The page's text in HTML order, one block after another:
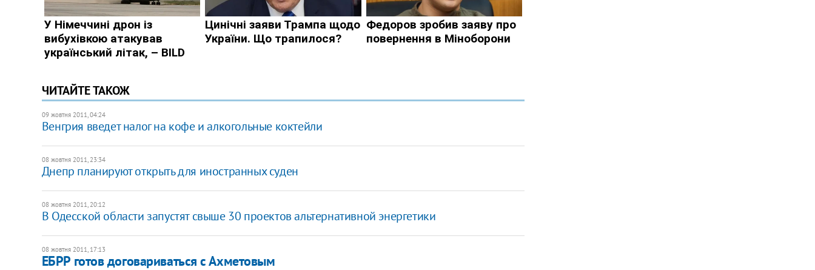
ЧИТАЙТЕ ТАКОЖ
09 жовтня 2011, 04:24
Венгрия введет налог на кофе и алкогольные коктейли
08 жовтня 2011, 23:34
Днепр планируют открыть для иностранных суден
08 жовтня 2011, 20:12
В Одесской области запустят свыше 30 проектов альтернативной энергетики
08 жовтня 2011, 17:13
ЕБРР готов договариваться с Ахметовым